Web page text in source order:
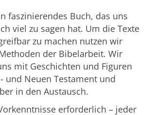
faszinierendes Buch, das uns
viel zu sagen hat. Um die Texte
zu machen nutzen wir
der Bibelarbeit. Wir
mit Geschichten und Figuren
und Neuen Testament und
in den Austausch.
erforderlich – jeder